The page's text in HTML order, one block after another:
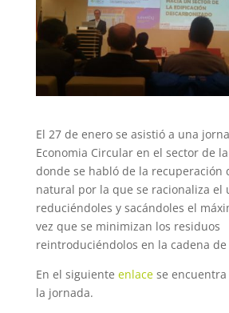
El 27 de enero se asistió a una
Economia Circular en el sector de
donde se habló de la recuperación
natural por la que se racionaliza el
reduciéndoles y sacándoles el
vez que se minimizan los residuos
reintroduciéndolos en la cadena de
En el siguiente enlacese encuentra
la jornada.